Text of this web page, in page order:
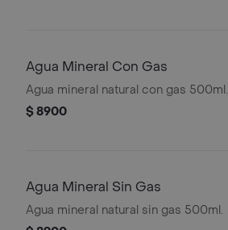
Agua Mineral Con Gas
Agua mineral natural con gas 500ml.
$ 8900
Agua Mineral Sin Gas
Agua mineral natural sin gas 500ml.